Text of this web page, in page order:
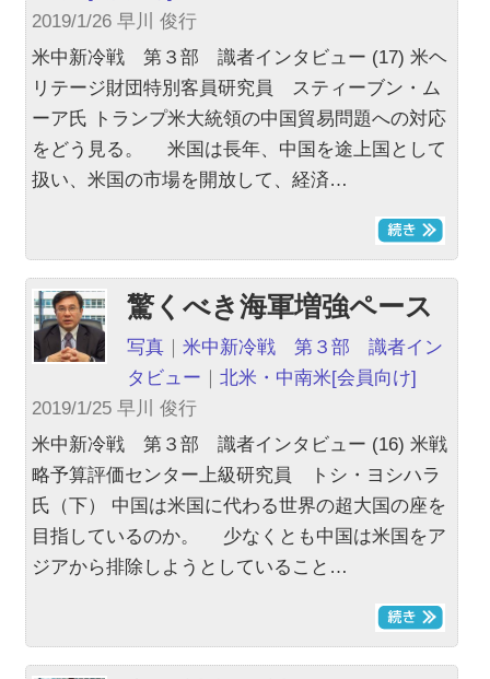
2019/1/26 早川 俊行
米中新冷戦 第３部 識者インタビュー (17) 米ヘ
リテージ財団特別客員研究員 スティーブン・ム
ーア氏 トランプ米大統領の中国貿易問題への対応
をどう見る。 米国は長年、中国を途上国として
扱い、米国の市場を開放して、経済…
驚くべき海軍増強ペース
写真 ｜米中新冷戦 第３部 識者イン
タビュー ｜北米・中南米[会員向け]
2019/1/25 早川 俊行
米中新冷戦 第３部 識者インタビュー (16) 米戦
略予算評価センター上級研究員 トシ・ヨシハラ
氏（下） 中国は米国に代わる世界の超大国の座を
目指しているのか。 少なくとも中国は米国をア
ジアから排除しようとしていること…